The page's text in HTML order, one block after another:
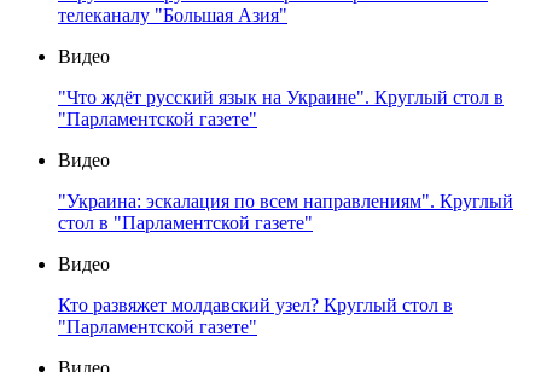
телеканалу "Большая Азия"
Видео
"Что ждёт русский язык на Украине". Круглый стол в
"Парламентской газете"
Видео
"Украина: эскалация по всем направлениям". Круглый
стол в "Парламентской газете"
Видео
Кто развяжет молдавский узел? Круглый стол в
"Парламентской газете"